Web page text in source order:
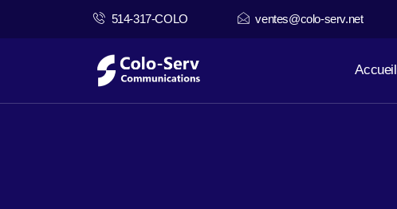
514-317-COLO ventes@colo-serv.net
Accueil